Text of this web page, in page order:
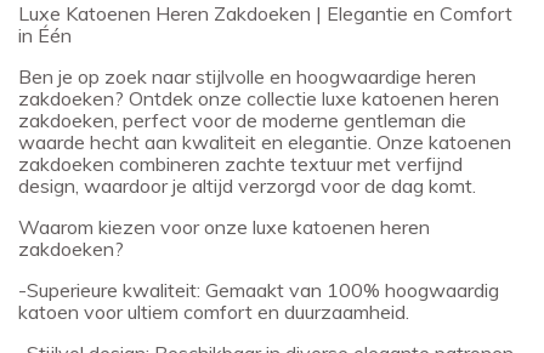
Luxe Katoenen Heren Zakdoeken | Elegantie en Comfort
in Één
Ben je op zoek naar stijlvolle en hoogwaardige heren
zakdoeken? Ontdek onze collectie luxe katoenen heren
zakdoeken, perfect voor de moderne gentleman die
waarde hecht aan kwaliteit en elegantie. Onze katoenen
zakdoeken combineren zachte textuur met verfijnd
design, waardoor je altijd verzorgd voor de dag komt.
Waarom kiezen voor onze luxe katoenen heren
zakdoeken?
-Superieure kwaliteit: Gemaakt van 100% hoogwaardig
katoen voor ultiem comfort en duurzaamheid.